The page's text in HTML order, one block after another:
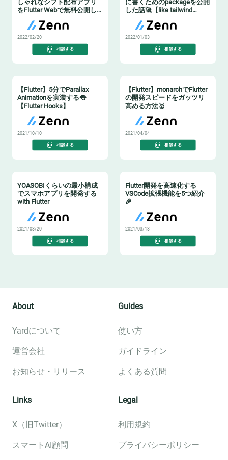
しゃれなシフト配布アプリ
をFlutter Webで無料公開し
2022/02/20
相談する
に書くためのpackageを公開
した話🚀【like tailwind
2022/01/03
相談する
【Flutter】5分でParallax
Animationを実装する👅
【Flutter Hooks】
2021/10/10
相談する
【Flutter】monarchでFlutter
の開発スピードをガッツリ
高める方法🥇
2021/04/04
相談する
YOASOBIくらいの最小構成
でスマホアプリを開発する
with Flutter
2021/03/20
相談する
Flutter開発を高速化する
VSCode拡張機能を5つ紹介
🎉
2021/03/13
相談する
About
Yardについて
運営会社
お知らせ・リリース
Guides
使い方
ガイドライン
よくある質問
Links
X（旧Twitter）
スマートAI顧問
Legal
利用規約
プライバシーポリシー